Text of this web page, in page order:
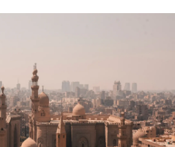
全球敏捷型人力资源与薪资解决方案
币选项与结算速度
登录